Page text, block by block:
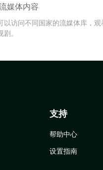
媒体内容
以访问不同国家的流媒体库，
。
支持
帮助中心
设置指南